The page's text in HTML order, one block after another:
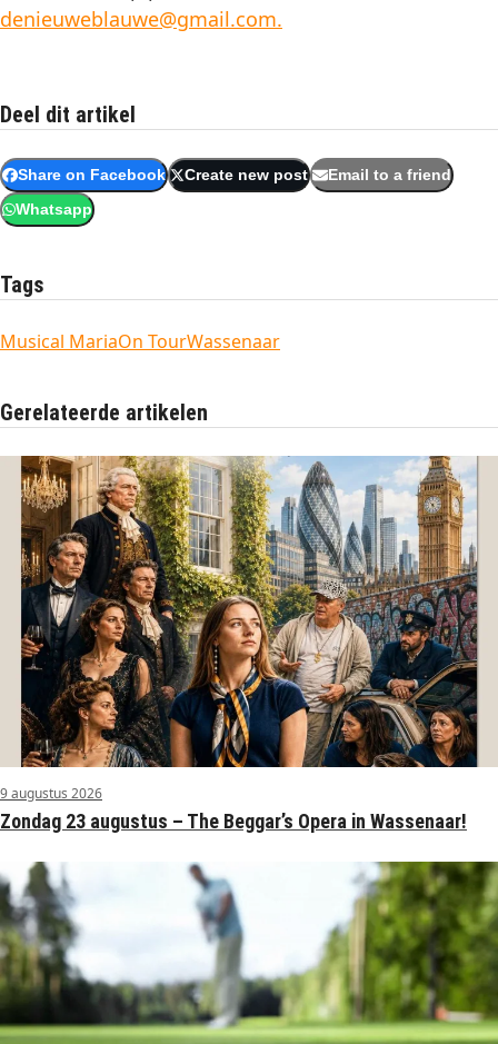
denieuweblauwe@gmail.com.
Deel dit artikel
Share on Facebook Create new post Email to a friend
Whatsapp
Tags
Musical MariaOn TourWassenaar
Gerelateerde artikelen
9 augustus 2026
Zondag 23 augustus – The Beggar’s Opera in Wassenaar!